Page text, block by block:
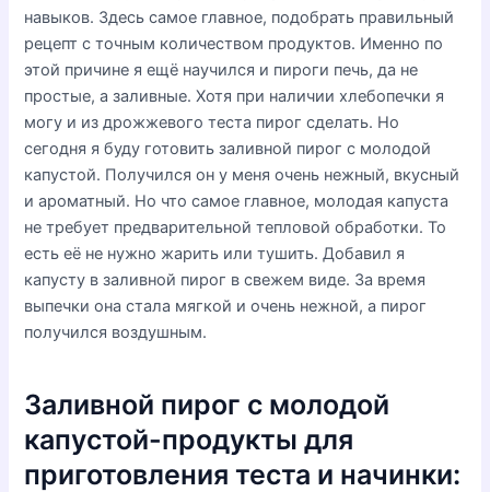
навыков. Здесь самое главное, подобрать правильный
рецепт с точным количеством продуктов. Именно по
этой причине я ещё научился и пироги печь, да не
простые, а заливные. Хотя при наличии хлебопечки я
могу и из дрожжевого теста пирог сделать. Но
сегодня я буду готовить заливной пирог с молодой
капустой. Получился он у меня очень нежный, вкусный
и ароматный. Но что самое главное, молодая капуста
не требует предварительной тепловой обработки. То
есть её не нужно жарить или тушить. Добавил я
капусту в заливной пирог в свежем виде. За время
выпечки она стала мягкой и очень нежной, а пирог
получился воздушным.
Заливной пирог с молодой
капустой-продукты для
приготовления теста и начинки: